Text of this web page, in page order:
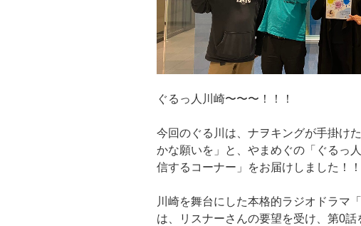
ぐるっ人川崎〜〜〜！！！
今回のぐる川は、ナヲキングが手掛け
かな願いを」と、やまめぐの「ぐるっ
信するコーナー」をお届けしました！！
川崎を舞台にした本格的ラジオドラマ
は、リスナーさんの要望を受け、第0話